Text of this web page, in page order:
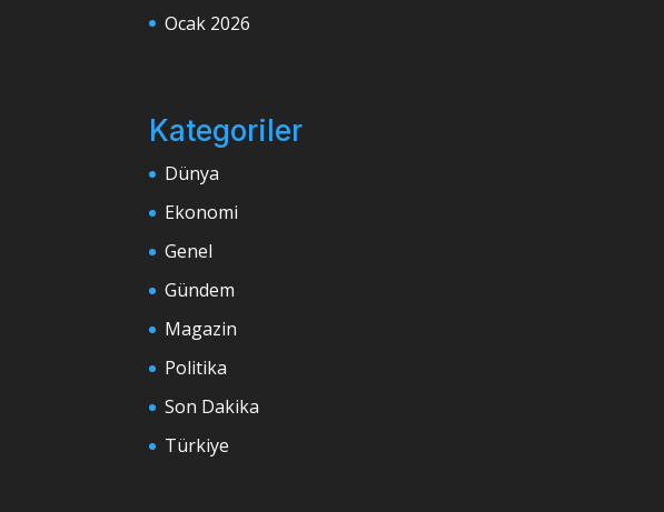
Ocak 2026
Kategoriler
Dünya
Ekonomi
Genel
Gündem
Magazin
Politika
Son Dakika
Türkiye